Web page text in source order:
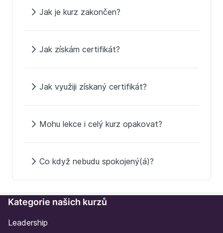
Jak je kurz zakončen?
Jak získám certifikát?
Jak využiji získaný certifikát?
Mohu lekce i celý kurz opakovat?
Co když nebudu spokojený(á)?
Kategorie našich kurzů
Leadership